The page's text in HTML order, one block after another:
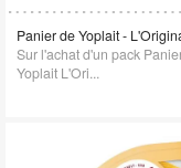
Panier de Yoplait -
Sur l'achat d'un pack
Yoplait L'Ori...